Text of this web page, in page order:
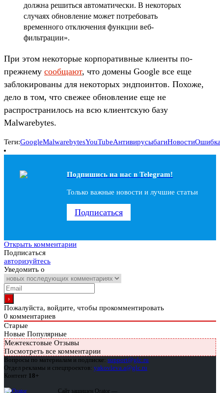
должна решиться автоматически. В некоторых
случаях обновление может потребовать
временного отключения функции веб-
фильтрации».
При этом некоторые корпоративные клиенты по-
прежнему сообщают, что домены Google все еще
заблокированы для некоторых эндпоинтов. Похоже,
дело в том, что свежее обновление еще не
распространилось на всю клиентскую базу
Malwarebytes.
Теги:GoogleMalwarebytesYouTubeАнтивирусыбагиНовости
Подпишись на наc в Telegram!
Только важные новости и лучшие статьи
Подписаться
Открыть комментарии
Подписаться
авторизуйтесь
Уведомить о
Пожалуйста, войдите, чтобы прокомментировать
0 комментариев
Старые
Новые Популярные
Межтекстовые Отзывы
Посмотреть все комментарии
Вопросы по материалам и подписке: support@glc.ru
Отдел рекламы и спецпроектов: yakovleva.a@glc.ru
Контент 18+
Сайт защищен Qrator —